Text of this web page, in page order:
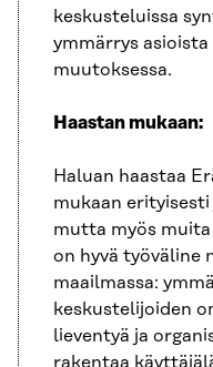
keskusteluissa
ymmärrys
muutoksessa.
Haastan mukaan:
Haluan haastaa
mukaan
mutta myös
on hyvä työväline
maailmassa:
keskustelijoiden
lieventyä ja
rakentaa